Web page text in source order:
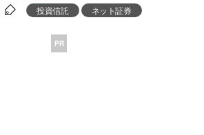
投資信託 ネット証券
PR